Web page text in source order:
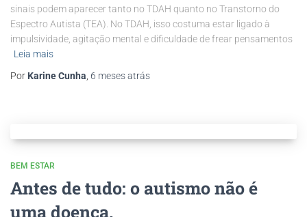
sinais podem aparecer tanto no TDAH quanto no Transtorno do
Espectro Autista (TEA). No TDAH, isso costuma estar ligado à
impulsividade, agitação mental e dificuldade de frear pensamentos
Leia mais
Por Karine Cunha 6 mesesatrás
BEM ESTAR
Antes de tudo: o autismo não é
uma doença.